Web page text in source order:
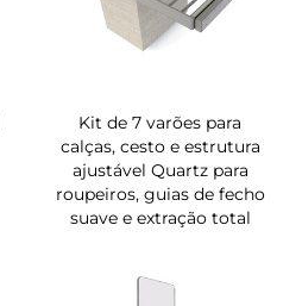
Kit de 7 varões para
calças, cesto e estrutura
ajustável Quartz para
roupeiros, guias de fecho
suave e extração total